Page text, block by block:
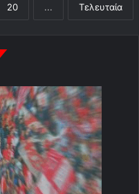
20 ... Τελευταία